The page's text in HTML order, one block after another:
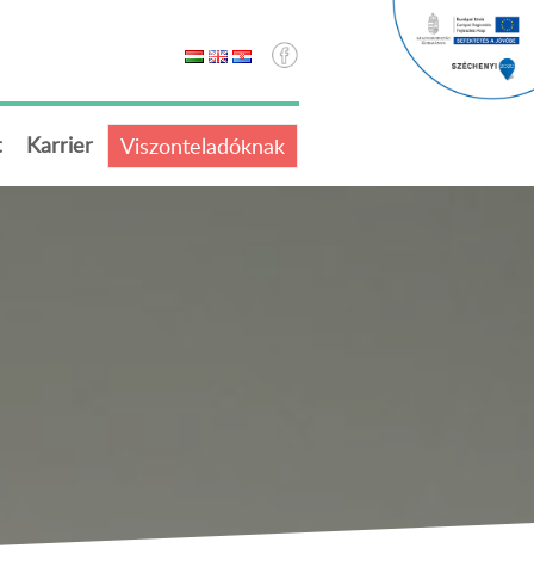
Karrier Viszonteladóknak